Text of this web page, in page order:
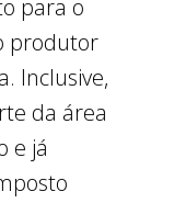
para o
produtor
Inclusive,
da área
e já